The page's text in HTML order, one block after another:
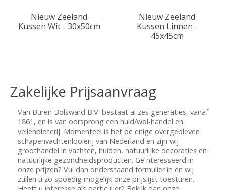
Nieuw Zeeland
Kussen Wit - 30x50cm
Nieuw Zeeland
Kussen Linnen -
45x45cm
Zakelijke Prijsaanvraag
Van Buren Bolsward B.V. bestaat al zes generaties, vanaf
1861, en is van oorsprong een huid/wol-handel en
vellenbloterij. Momenteel is het de enige overgebleven
schapenvachtenlooierij van Nederland en zijn wij
groothandel in vachten, huiden, natuurlijke decoraties en
natuurlijke gezondheidsproducten. Geïnteresseerd in
onze prijzen? Vul dan onderstaand formulier in en wij
zullen u zo spoedig mogelijk onze prijslijst toesturen.